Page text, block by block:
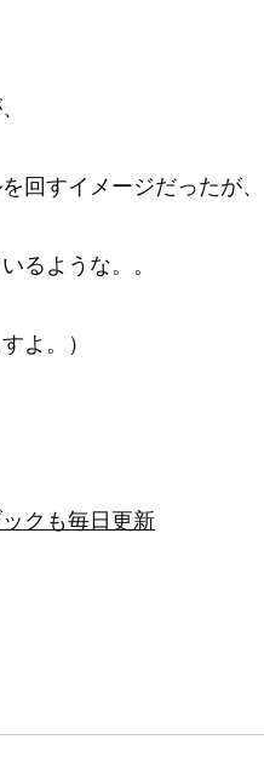
回すイメージだったが、
るような。。
よ。）
クも毎日更新